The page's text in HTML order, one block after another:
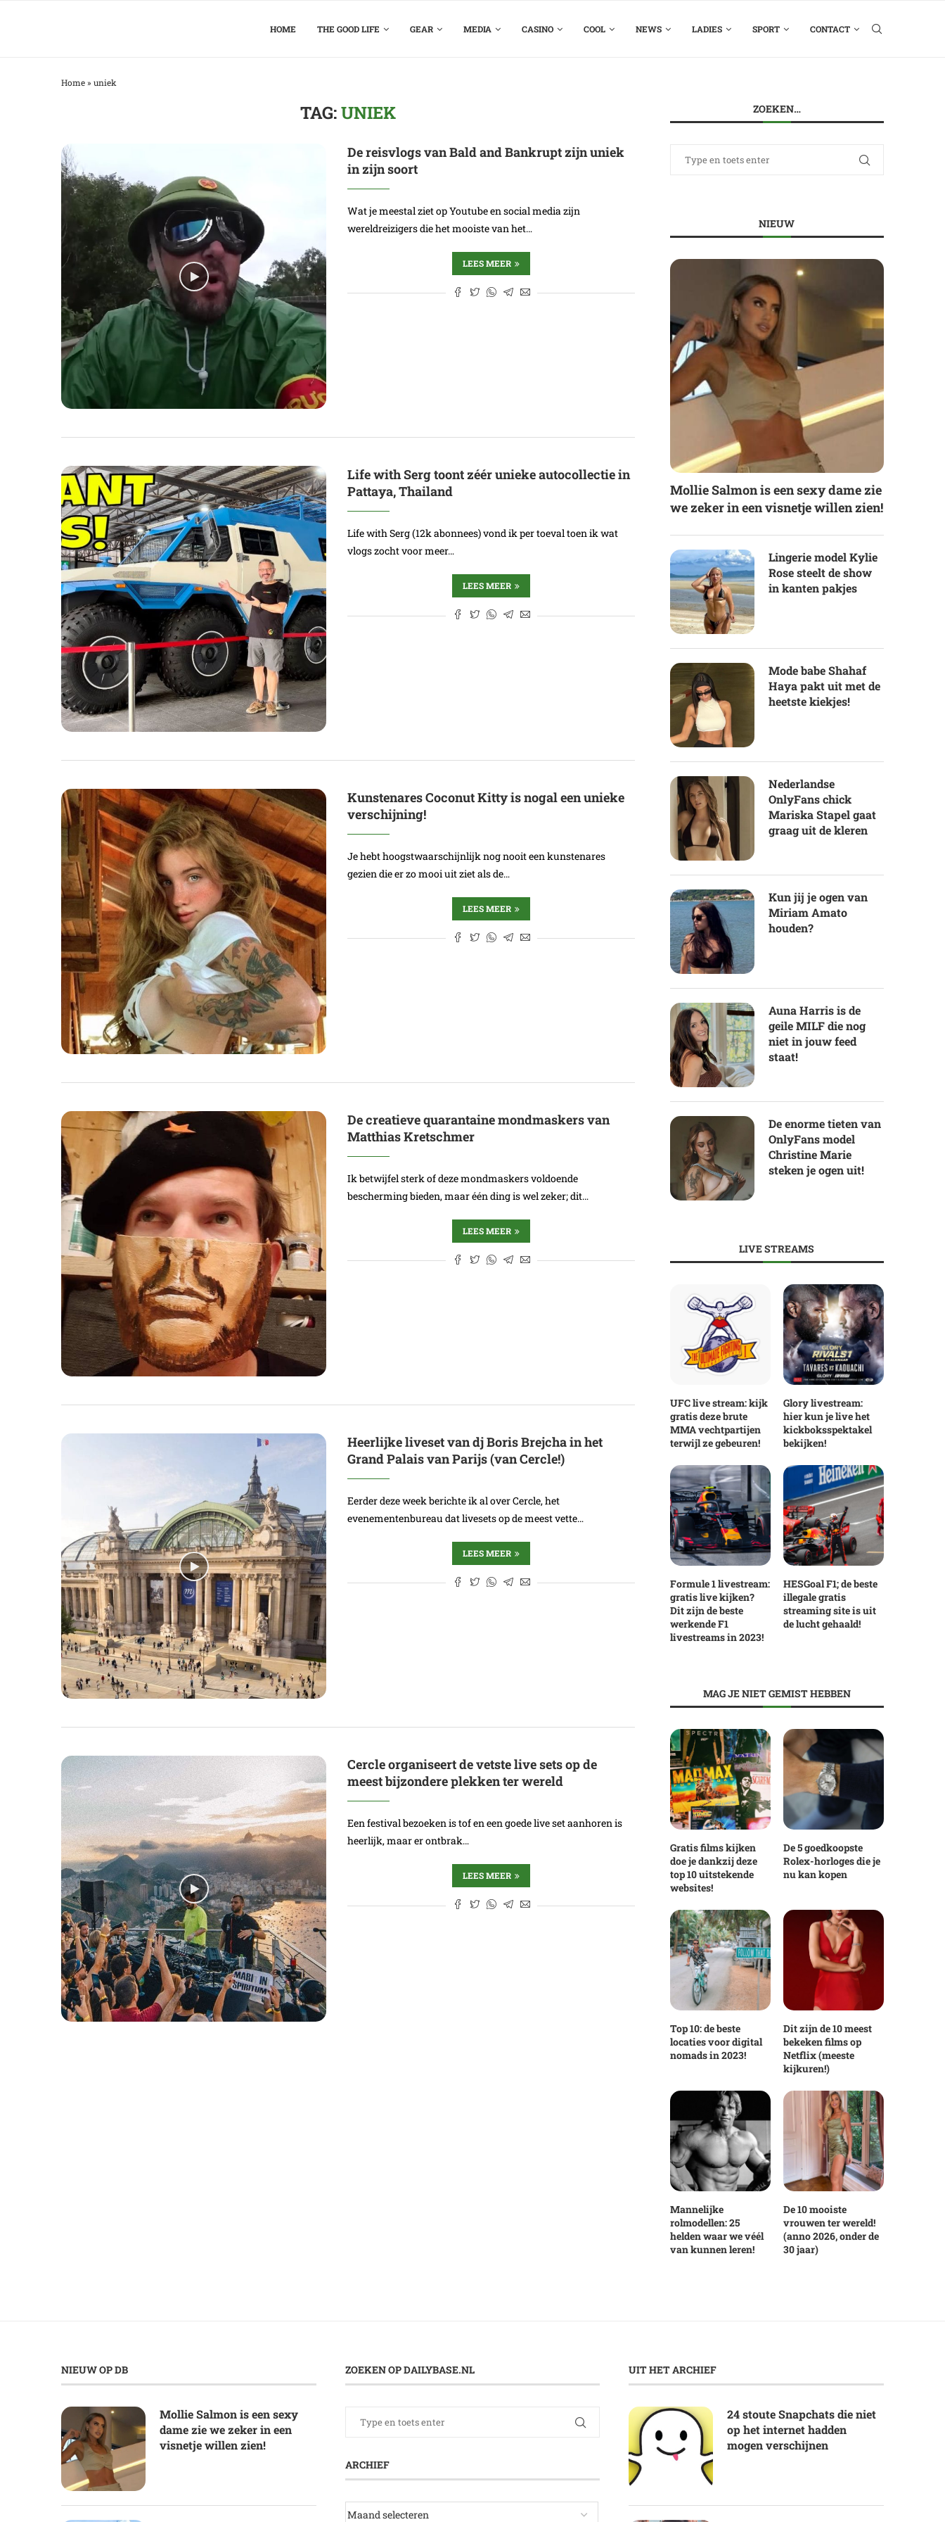
HOME THE GOOD LIFE GEAR MEDIA CASINO COOL NEWS LADIES SPORT CONTACT
Home» uniek
TAG:UNIEK
De reisvlogs van Bald and Bankrupt zijn uniek
in zijn soort
Wat je meestal ziet op Youtube en social media zijn
wereldreizigers die het mooiste van het…
LEES MEER
Life with Serg toont zéér unieke autocollectie in
Pattaya, Thailand
Life with Serg (12k abonnees) vond ik per toeval toen ik wat
vlogs zocht voor meer…
LEES MEER
Kunstenares Coconut Kitty is nogal een unieke
verschijning!
Je hebt hoogstwaarschijnlijk nog nooit een kunstenares
gezien die er zo mooi uit ziet als de…
LEES MEER
De creatieve quarantaine mondmaskers van
Matthias Kretschmer
Ik betwijfel sterk of deze mondmaskers voldoende
bescherming bieden, maar één ding is wel zeker; dit…
LEES MEER
Heerlijke liveset van dj Boris Brejcha in het
Grand Palais van Parijs (van Cercle!)
Eerder deze week berichte ik al over Cercle, het
evenementenbureau dat livesets op de meest vette…
LEES MEER
Cercle organiseert de vetste live sets op de
meest bijzondere plekken ter wereld
Een festival bezoeken is tof en een goede live set aanhoren is
heerlijk, maar er ontbrak…
LEES MEER
ZOEKEN…
NIEUW
Mollie Salmon is een sexy dame zie
we zeker in een visnetje willen zien!
Lingerie model Kylie
Rose steelt de show
in kanten pakjes
Mode babe Shahaf
Haya pakt uit met de
heetste kiekjes!
Nederlandse
OnlyFans chick
Mariska Stapel gaat
graag uit de kleren
Kun jij je ogen van
Miriam Amato
houden?
Auna Harris is de
geile MILF die nog
niet in jouw feed
staat!
De enorme tieten van
OnlyFans model
Christine Marie
steken je ogen uit!
LIVE STREAMS
UFC live stream: kijk
gratis deze brute
MMA vechtpartijen
terwijl ze gebeuren!
Glory livestream:
hier kun je live het
kickboksspektakel
bekijken!
Formule 1 livestream:
gratis live kijken?
Dit zijn de beste
werkende F1
livestreams in 2023!
HESGoal F1; de beste
illegale gratis
streaming site is uit
de lucht gehaald!
MAG JE NIET GEMIST HEBBEN
Gratis films kijken
doe je dankzij deze
top 10 uitstekende
websites!
De 5 goedkoopste
Rolex-horloges die je
nu kan kopen
Top 10: de beste
locaties voor digital
nomads in 2023!
Dit zijn de 10 meest
bekeken films op
Netflix (meeste
kijkuren!)
Mannelijke
rolmodellen: 25
helden waar we véél
van kunnen leren!
De 10 mooiste
vrouwen ter wereld!
(anno 2026, onder de
30 jaar)
NIEUW OP DB
Mollie Salmon is een sexy
dame zie we zeker in een
visnetje willen zien!
ZOEKEN OP DAILYBASE.NL
ARCHIEF
UIT HET ARCHIEF
24 stoute Snapchats die niet
op het internet hadden
mogen verschijnen